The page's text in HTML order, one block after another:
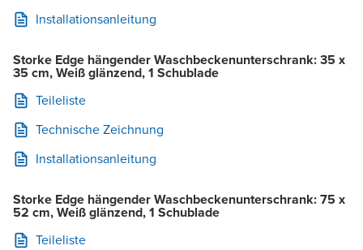
Installationsanleitung
Storke Edge hängender Waschbeckenunterschrank: 35 x
35 cm, Weiß glänzend, 1 Schublade
Teileliste
Technische Zeichnung
Installationsanleitung
Storke Edge hängender Waschbeckenunterschrank: 75 x
52 cm, Weiß glänzend, 1 Schublade
Teileliste